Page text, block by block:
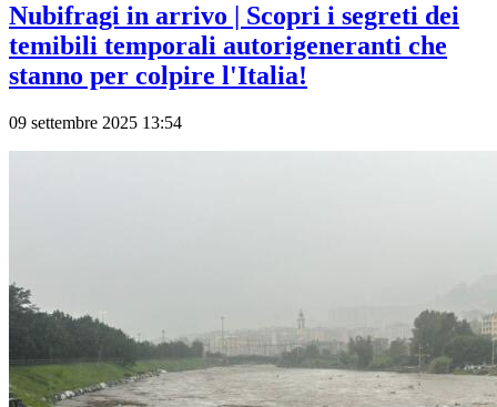
Nubifragi in arrivo | Scopri i segreti dei
temibili temporali autorigeneranti che
stanno per colpire l'Italia!
09 settembre 2025 13:54